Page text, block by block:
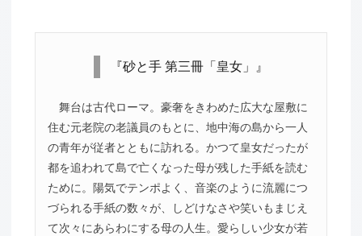
『砂と手 第三冊「皇女」』
舞台は古代ローマ。豪奢をきわめた広大な屋敷に
住む元老院の老議員のもとに、地中海の島から一人
の青年が従者とともに訪れる。かつて皇女だったが
都を追われて島で亡くなった母が残した手紙を読む
ために。陽気でテンポよく、音楽のように流麗につ
づられる手紙の数々が、しどけなさや笑いもまじえ
て次々にあらわにする母の人生。愛らしい少女が若